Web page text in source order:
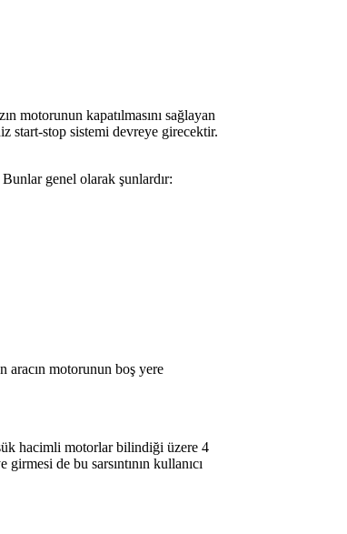
motorunun kapatılmasını sağlayan
start-stop sistemi devreye girecektir.
genel olarak şunlardır:
aracın motorunun boş yere
hacimli motorlar bilindiği üzere 4
de bu sarsıntının kullanıcı